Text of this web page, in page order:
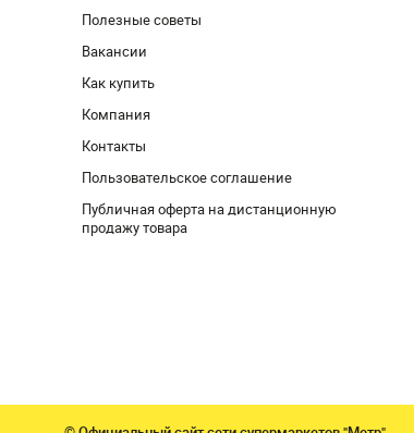
Полезные советы
Вакансии
Как купить
Компания
Контакты
Пользовательское соглашение
Публичная оферта на дистанционную
продажу товара